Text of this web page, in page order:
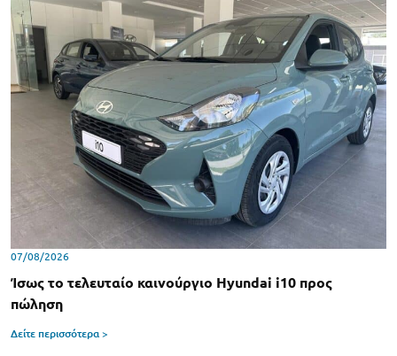
07/08/2026
Ίσως το τελευταίο καινούργιο Hyundai i10 προς
πώληση
Δείτε περισσότερα >